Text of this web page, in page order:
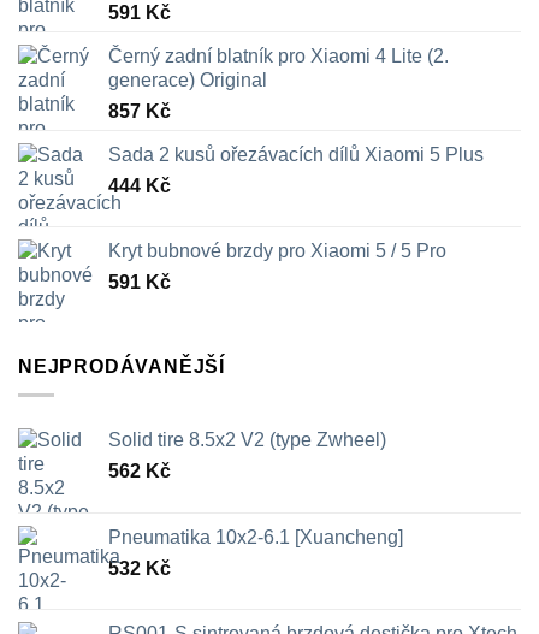
591 Kč
Černý zadní blatník pro Xiaomi 4 Lite (2.
generace) Original
857 Kč
Sada 2 kusů ořezávacích dílů Xiaomi 5 Plus
444 Kč
Kryt bubnové brzdy pro Xiaomi 5 / 5 Pro
591 Kč
NEJPRODÁVANĚJŠÍ
Solid tire 8.5x2 V2 (type Zwheel)
562 Kč
Pneumatika 10x2-6.1 [Xuancheng]
532 Kč